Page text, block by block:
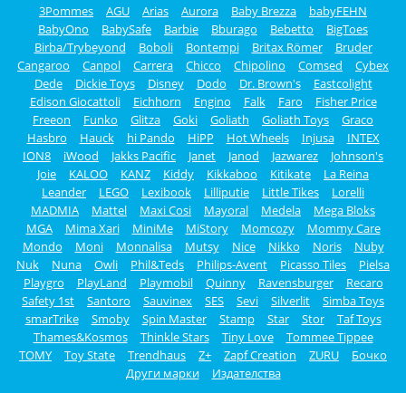
3Pommes AGU Arias Aurora Baby Brezza
babyFEHN
BabyOno
BabySafe Barbie Bburago Bebetto
BigToes
Birba/Trybeyond
Boboli Bontempi Britax Römer
Bruder
Cangaroo
Canpol Carrera Chicco Chipolino Comsed
Cybex
Dede
Dickie Toys Disney Dodo Dr. Brown's
Eastcolight
Edison Giocattoli
Eichhorn Engino Falk Faro
Fisher Price
Freeon
Funko Glitza Goki Goliath Goliath Toys
Graco
Hasbro
Hauck hi Pando HiPP Hot Wheels Injusa
INTEX
ION8
iWood Jakks Pacific Janet Janod Jazwarez
Johnson's
Joie
KALOO KANZ Kiddy Kikkaboo Kitikate
La Reina
Leander
LEGO Lexibook Lilliputie Little Tikes
Lorelli
MADMIA
Mattel Maxi Cosi Mayoral Medela
Mega Bloks
MGA
Mima Xari MiniMe MiStory Momcozy
Mommy Care
Mondo
Moni Monnalisa Mutsy Nice Nikko Noris
Nuby
Nuk
Nuna Owli Phil&Teds Philips-Avent Picasso Tiles
Pielsa
Playgro
PlayLand Playmobil Quinny Ravensburger
Recaro
Safety 1st
Santoro Sauvinex SES Sevi Silverlit
Simba Toys
smarTrike
Smoby Spin Master Stamp Star Stor
Taf Toys
Thames&Kosmos
Thinkle Stars Tiny Love
Tommee Tippee
TOMY
Toy State Trendhaus Z+ Zapf Creation ZURU
Бочко
Други марки
Издателства